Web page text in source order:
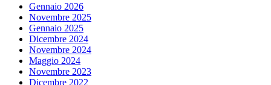
Gennaio 2026
Novembre 2025
Gennaio 2025
Dicembre 2024
Novembre 2024
Maggio 2024
Novembre 2023
Dicembre 2022